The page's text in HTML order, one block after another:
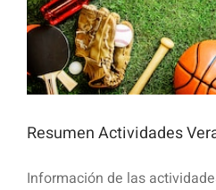
Resumen Actividades
Información de las